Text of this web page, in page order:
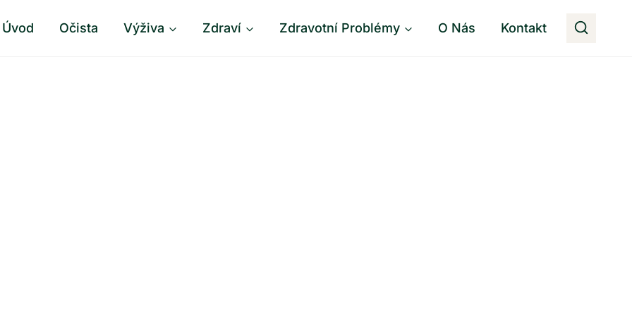
Úvod Očista Výživa Zdraví Zdravotní Problémy O Nás Kontakt